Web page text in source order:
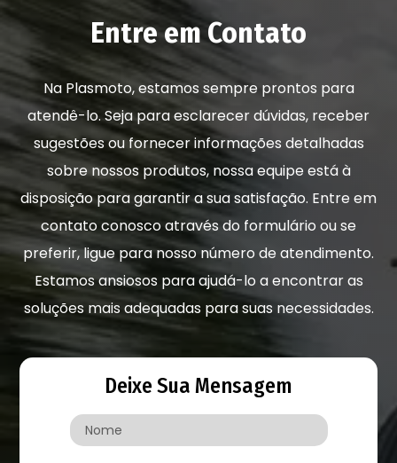
Entre em Contato
Na Plasmoto, estamos sempre prontos para
atendê-lo. Seja para esclarecer dúvidas, receber
sugestões ou fornecer informações detalhadas
sobre nossos produtos, nossa equipe está à
disposição para garantir a sua satisfação. Entre em
contato conosco através do formulário ou se
preferir, ligue para nosso número de atendimento.
Estamos ansiosos para ajudá-lo a encontrar as
soluções mais adequadas para suas necessidades.
Deixe Sua Mensagem